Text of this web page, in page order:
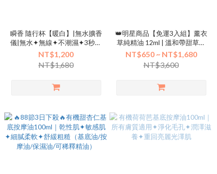
瞬香 隨行杯【暖白】|無水擴香
儀|無水✦無線✦不潮濕✦3秒全
室薰香SPA享受✦自動調節精油
分子
NT$1,200
NT$1,680
👑明星商品【免運3入組】薰衣
草純精油 12ml | 溫和帶甜草脂
香✦萬用✦放鬆好眠✦防蚊驅蟲
✦去霉味
NT$650 ~ NT$1,680
NT$3,600